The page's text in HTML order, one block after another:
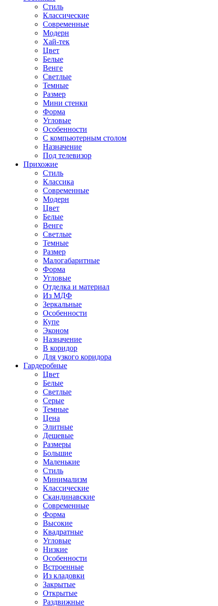
Стиль
Классические
Современные
Модерн
Хай-тек
Цвет
Белые
Венге
Светлые
Темные
Размер
Мини стенки
Форма
Угловые
Особенности
С компьютерным столом
Назначение
Под телевизор
Прихожие
Стиль
Классика
Современные
Модерн
Цвет
Белые
Венге
Светлые
Темные
Размер
Малогабаритные
Форма
Угловые
Отделка и материал
Из МДФ
Зеркальные
Особенности
Купе
Эконом
Назначение
В коридор
Для узкого коридора
Гардеробные
Цвет
Белые
Светлые
Серые
Темные
Цена
Элитные
Дешевые
Размеры
Большие
Маленькие
Стиль
Минимализм
Классические
Скандинавские
Современные
Форма
Высокие
Квадратные
Угловые
Низкие
Особенности
Встроенные
Из кладовки
Закрытые
Открытые
Раздвижные